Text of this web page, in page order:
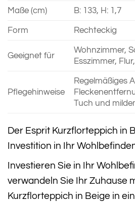
Maße (cm) B: 133, H: 1,7
Form Rechteckig
Geeignet für
Wohnzimmer,
Esszimmer,
Pflegehinweise
Regelmäßiges
Tuch und
Der Esprit Kurzflorteppich in
Investition in Ihr
Investieren Sie in Ihr
verwandeln Sie Ihr Zuhause
Kurzflorteppich in Beige in